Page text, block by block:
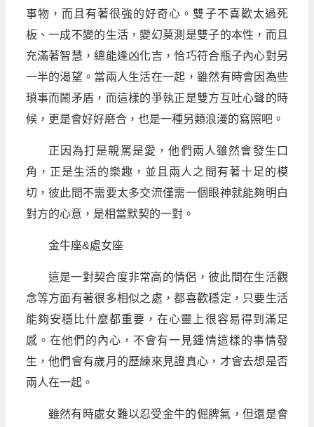
事物，而且有著很強的好奇心。雙子不喜歡太過死
板、一成不變的生活，變幻莫測是雙子的本性，而且
充滿著智慧，總能逢凶化吉，恰巧符合瓶子內心對另
一半的渴望。當兩人生活在一起，雖然有時會因為些
瑣事而鬧矛盾，而這樣的爭執正是雙方互吐心聲的時
候，更是會好好磨合，也是一種另類浪漫的寫照吧。
正因為打是親罵是愛，他們兩人雖然會發生口
角，正是生活的樂趣，並且兩人之間有著十足的模
切，彼此間不需要太多交流僅需一個眼神就能夠明白
對方的心意，是相當默契的一對。
金牛座&處女座
這是一對契合度非常高的情侶，彼此間在生活觀
念等方面有著很多相似之處，都喜歡穩定，只要生活
能夠安穩比什麼都重要，在心靈上很容易得到滿足
感。在他們的內心，不會有一見鍾情這樣的事情發
生，他們會有歲月的歷練來見證真心，才會去想是否
兩人在一起。
雖然有時處女難以忍受金牛的倔脾氣，但還是會